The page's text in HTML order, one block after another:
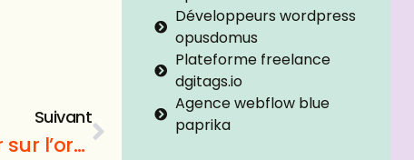
Suivant
Guide voyage : Que faut-il savoir sur l’organisation de ses vacances ?
Développeurs wordpress
opusdomus
Plateforme freelance
dgitags.io
Agence webflow blue
paprika